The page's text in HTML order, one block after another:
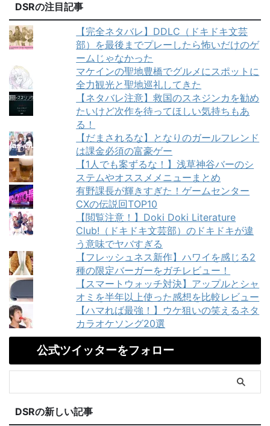
DSRの注目記事
【完全ネタバレ】DDLC（ドキドキ文芸
部）を最後までプレーしたら怖いだけのゲ
ームじゃなかった
マケインの聖地豊橋でグルメにスポットに
全力観光と聖地巡礼してきた
【ネタバレ注意】救国のスネジンカを勧め
たいけど次作を待ってほしい気持ちもあ
る！
【だまされるな】となりのガールフレンド
は課金必須の富豪ゲー
【1人でも案ずるな！】浅草神谷バーのシ
ステムやオススメメニューまとめ
有野課長が輝きすぎた！ゲームセンター
CXの伝説回TOP10
【閲覧注意！】Doki Doki Literature
Club!（ドキドキ文芸部）のドキドキが違
う意味でヤバすぎる
【フレッシュネス新作】ハワイを感じる2
種の限定バーガーをガチレビュー！
【スマートウォッチ対決】アップルとシャ
オミを半年以上使った感想を比較レビュー
【ハマれば最強！】ウケ狙いの笑えるネタ
カラオケソング20選
公式ツイッターをフォロー
DSRの新しい記事